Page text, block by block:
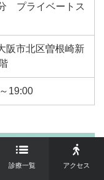
プライベートス
阪市北区曽根崎新
19:00
診療一覧 アクセス